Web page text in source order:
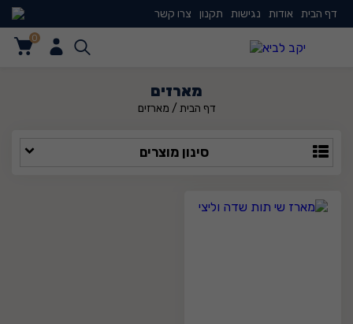
דף הבית אודות נגישות תקנון צרו קשר
0
מארזים
דף הבית / מארזים
סינון מוצרים